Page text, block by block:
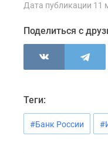
Панорамы
комнатные
Субсидированная
застройщиком
эксперта
Студии
калькулятор
Дата публикации 11
Поделиться с
Теги:
#Банк России